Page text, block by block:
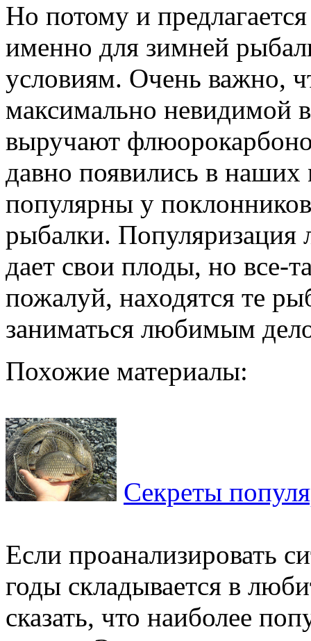
Но потому и
именно для зимней
условиям. Очень важно,
максимально невидимой
выручают
давно появились в наших
популярны у
рыбалки. Популяризация
дает свои плоды, но все-
пожалуй, находятся те
заниматься любимым
Похожие материалы:
Секреты
Если проанализировать
годы складывается в
сказать, что наиболее